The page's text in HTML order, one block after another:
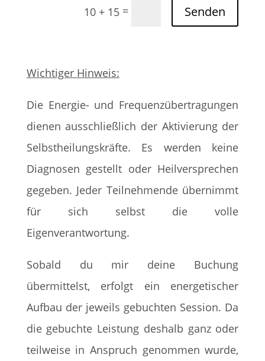
10 + 15 = Senden
Wichtiger Hinweis:
Die Energie- und Frequenzübertragungen
dienen ausschließlich der Aktivierung der
Selbstheilungskräfte. Es werden keine
Diagnosen gestellt oder Heilversprechen
gegeben. Jeder Teilnehmende übernimmt
für sich selbst die volle
Eigenverantwortung.
Sobald du mir deine Buchung
übermittelst, erfolgt ein energetischer
Aufbau der jeweils gebuchten Session. Da
die gebuchte Leistung deshalb ganz oder
teilweise in Anspruch genommen wurde,